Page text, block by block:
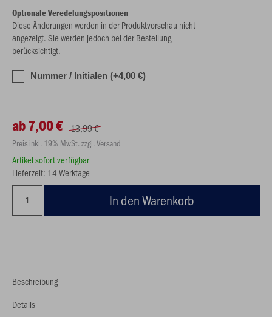
Optionale Veredelungspositionen
Diese Änderungen werden in der Produktvorschau nicht
angezeigt. Sie werden jedoch bei der Bestellung
berücksichtigt.
Nummer / Initialen (+4,00 €)
ab 7,00 € 13,99 €
Preis inkl. 19% MwSt. zzgl. Versand
Artikel sofort verfügbar
Lieferzeit: 14 Werktage
In den Warenkorb
Beschreibung
Details